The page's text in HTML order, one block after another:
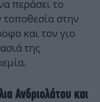
περάσει το
στην
και τον γιο
της
Ανδριολάτου και